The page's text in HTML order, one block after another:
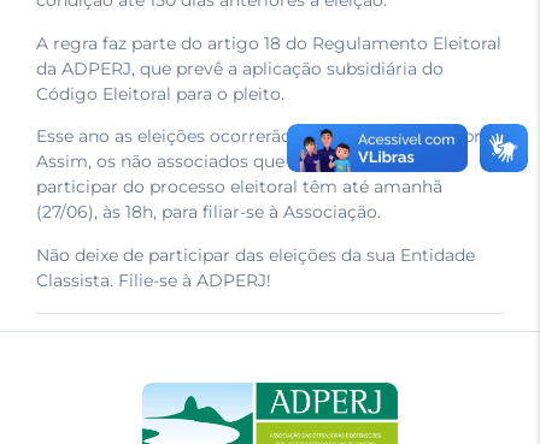
A regra faz parte do artigo 18 do Regulamento Eleitoral
da ADPERJ, que prevê a aplicação subsidiária do
Código Eleitoral para o pleito.
Esse ano as eleições ocorrerão no dia 24 de novembro.
Assim, os não associados que tenham interesse em
participar do processo eleitoral têm até amanhã
(27/06), às 18h, para filiar-se à Associação.
Não deixe de participar das eleições da sua Entidade
Classista. Filie-se à ADPERJ!